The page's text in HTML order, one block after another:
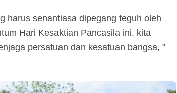
harus senantiasa dipegang teguh oleh
Hari Kesaktian Pancasila ini, kita
persatuan dan kesatuan bangsa, "